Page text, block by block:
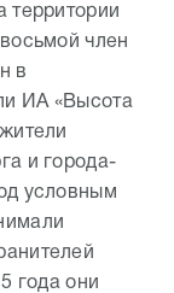
территории
член
в
ИА «Высота
и города-
условным
года они